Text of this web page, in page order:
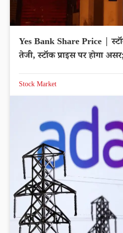
Yes Bank Share Price |
तेजी, स्टॉक प्राइस पर होगा
Stock Market